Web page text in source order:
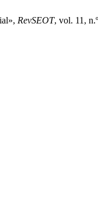
RevSEOT, vol. 11,